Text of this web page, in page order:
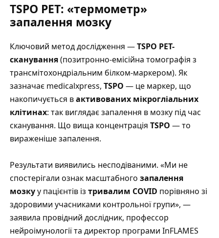
TSPO PET: «термометр»
запалення мозку
Ключовий метод дослідження —TSPO PET-
сканування(позитронно-емісійна томографія з
трансмітохондріальним білком-маркером). Як
зазначає medicalxpress, TSPO — це маркер, що
накопичується вактивованих мікрогліальних
клітинах: так виглядає запалення в мозку під час
сканування. Що вища концентрація TSPO — то
вираженіше запалення.
Результати виявились несподіваними. «Ми не
спостерігали ознак масштабного запалення
мозкуу пацієнтів із тривалим COVID порівняно зі
здоровими учасниками контрольної групи», —
заявила провідний дослідник, профессор
нейроімунології та директор програми InFLAMES